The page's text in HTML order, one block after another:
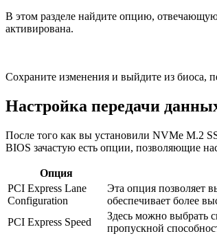
В этом разделе найдите опцию, отвечающую
активирована.
Сохраните изменения и выйдите из биоса,
Настройка передачи
После того как вы установили NVMe M.2
BIOS зачастую есть опции, позволяющие
Опция
PCI Express Lane
Configuration
Эта опция позволяет
обеспечивает более
PCI Express Speed
Здесь можно выбрать
пропускной